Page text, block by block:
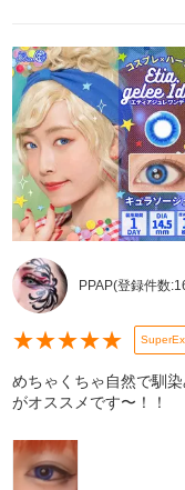
PPAP(登録件数:
★★★★★
めちゃくちゃ自然で馴
がオススメです〜！！